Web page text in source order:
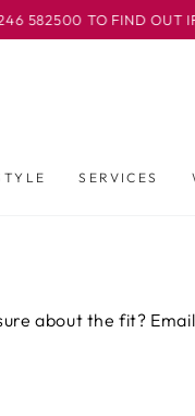
TO FIND OUT IF WE
SERVICES
the fit? Email or call